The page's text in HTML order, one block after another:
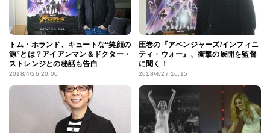
トム・ホランド、キュートな“笑顔の
源”とは？アイアンマン＆ドクター・
ストレンジとの秘話も告白
2018/4/26 20:00
圧巻の『アベンジャーズ/インフィニ
ティ・ウォー』、衝撃の展開を監督
に聞く！
2018/4/27 16:15